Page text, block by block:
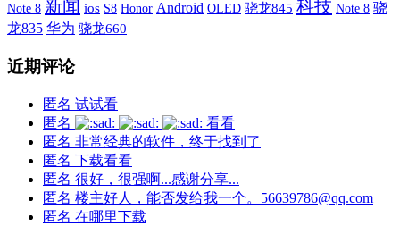
Note 8 新闻 ios S8 Honor Android OLED 骁龙845 科技 Note 8 骁
龙835 华为 骁龙660
近期评论
匿名 试试看
匿名
看看
匿名 非常经典的软件，终于找到了
匿名 下载看看
匿名 很好，很强啊...感谢分享...
匿名 楼主好人，能否发给我一个。56639786@qq.com
匿名 在哪里下载